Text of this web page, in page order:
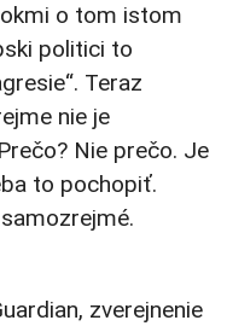
o tom istom
politici to
Teraz
nie je
Nie prečo. Je
to pochopiť.
zverejnenie